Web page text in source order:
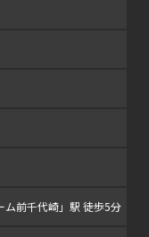
ム前千代崎」駅 徒歩5分